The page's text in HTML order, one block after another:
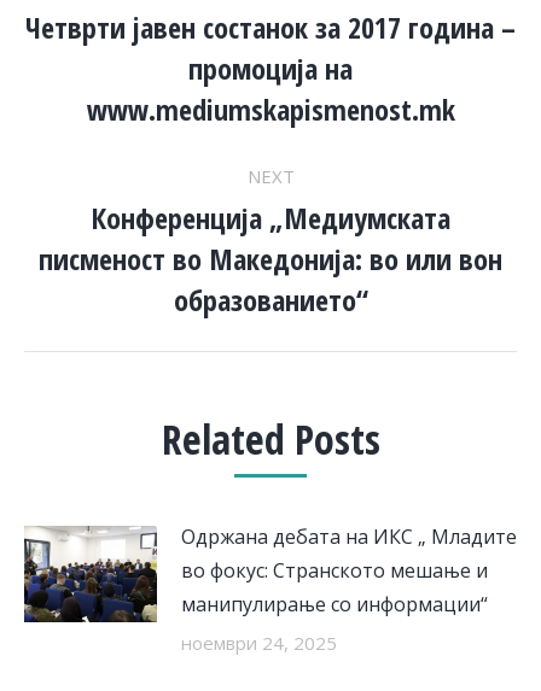
NAVIGATION
Previous
post:
Четврти jавен состанок за 2017 година –
промоција на
www.mediumskapismenost.mk
NEXT
Next
post:
Конференција „Медиумската
писменост во Македонија: во или вон
образованието“
Related Posts
Одржана дебата на ИКС „ Младите
во фокус: Странското мешање и
манипулирање со информации“
ноември 24, 2025